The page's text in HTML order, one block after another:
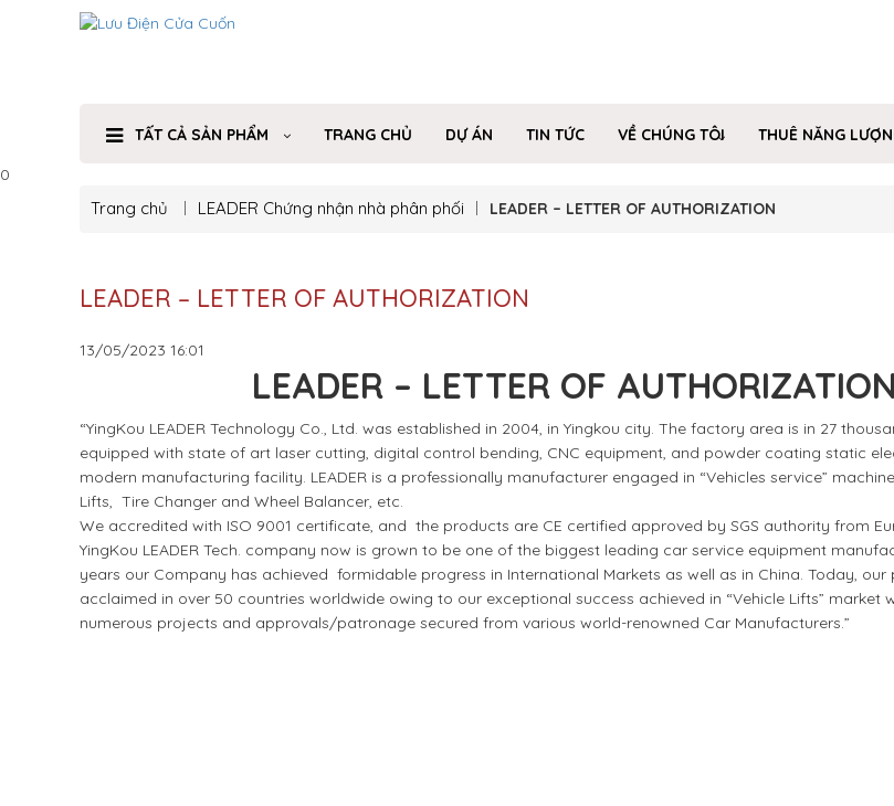
TẤT CẢ SẢN PHẨM TRANG CHỦ DỰ ÁN TIN TỨC VỀ CHÚNG TÔI THUÊ NĂNG
0
Trang chủ LEADER Chứng nhận nhà phân phối LEADER – LETTER OF AUTHORIZATION
LEADER – LETTER OF AUTHORIZATION
13/05/2023 16:01
LEADER – LETTER OF AUTHORIZATION
“YingKou LEADER Technology Co., Ltd. was established in 2004, in Yingkou city. The factory area is in 27
equipped with state of art laser cutting, digital control bending, CNC equipment, and powder coating static
modern manufacturing facility. LEADER is a professionally manufacturer engaged in “Vehicles service”
Lifts, Tire Changer and Wheel Balancer, etc.
We accredited with ISO 9001 certificate, and the products are CE certified approved by SGS authority from
YingKou LEADER Tech. company now is grown to be one of the biggest leading car service equipment
years our Company has achieved formidable progress in International Markets as well as in China. Today, our
acclaimed in over 50 countries worldwide owing to our exceptional success achieved in “Vehicle Lifts” market
numerous projects and approvals/patronage secured from various world-renowned Car Manufacturers.”